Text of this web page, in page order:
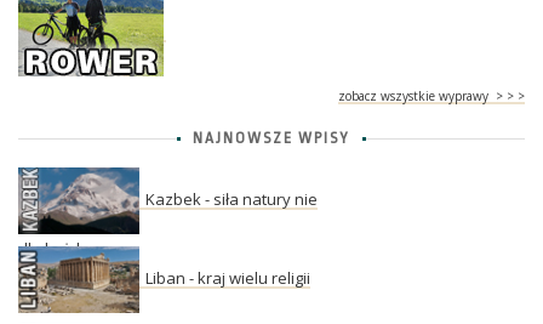
zobacz wszystkie wyprawy > > >
NAJNOWSZE WPISY
Kazbek - siła natury nie
dla każdego
Liban - kraj wielu religii